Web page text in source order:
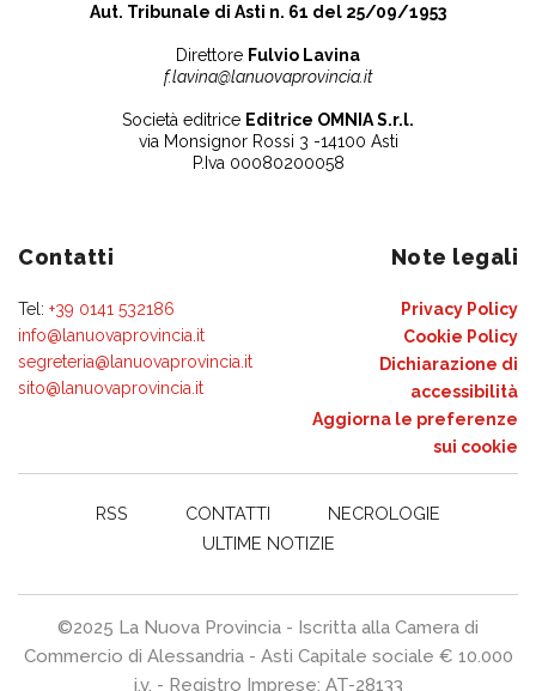
Aut. Tribunale di Asti n. 61 del 25/09/1953
Direttore Fulvio Lavina
f.lavina@lanuovaprovincia.it
Società editrice Editrice OMNIA S.r.l.
via Monsignor Rossi 3 -14100 Asti
P.Iva 00080200058
Contatti
Tel: +39 0141 532186
info@lanuovaprovincia.it
segreteria@lanuovaprovincia.it
sito@lanuovaprovincia.it
Note legali
Privacy Policy
Cookie Policy
Dichiarazione di
accessibilità
Aggiorna le preferenze
sui cookie
RSS CONTATTI
NECROLOGIE
ULTIME NOTIZIE
©2025 La Nuova Provincia - Iscritta alla Camera di
Commercio di Alessandria - Asti Capitale sociale € 10.000
i.v. - Registro Imprese: AT-28133